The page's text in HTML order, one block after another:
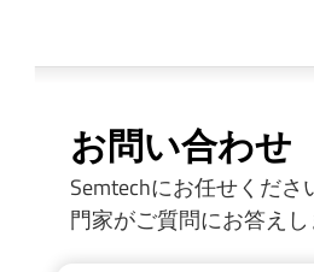
お問い合わせ
Semtechにお任せくださ
門家がご質問にお答えし